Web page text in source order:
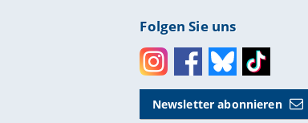
Folgen Sie uns
InstagramFacebookBlueskyToktok
Newsletter abonnieren